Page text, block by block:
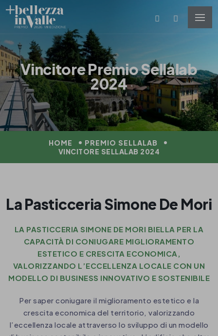
Vincitore Premio Sellalab
2024
HOME
PREMIO SELLALAB
VINCITORE SELLALAB 2024
La Pasticceria Simone De Mori
LA PASTICCERIA SIMONE DE MORI BIELLA PER LA
CAPACITÀ DI CONIUGARE MIGLIORAMENTO
ESTETICO E CRESCITA ECONOMICA,
VALORIZZANDO L’ECCELLENZA LOCALE CON UN
MODELLO DI BUSINESS INNOVATIVO E SOSTENIBILE
Per saper coniugare il miglioramento estetico e la
crescita economica del territorio, valorizzando
l’eccellenza locale attraverso lo sviluppo di un modello